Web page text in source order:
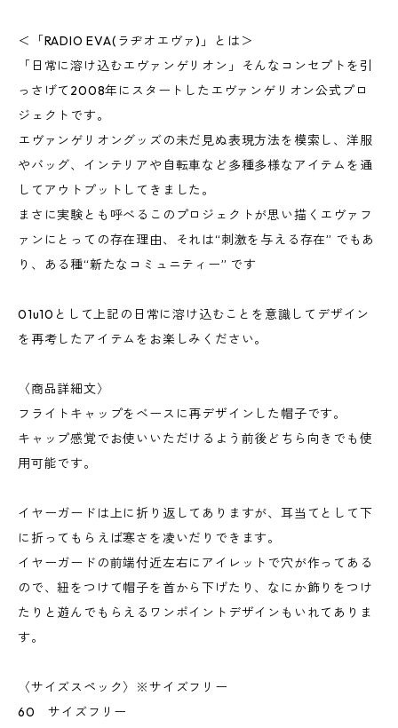
＜「RADIO EVA(ラヂオエヴァ)」とは＞
「日常に溶け込むエヴァンゲリオン」そんなコンセプトを引
っさげて2008年にスタートしたエヴァンゲリオン公式プロ
ジェクトです。
エヴァンゲリオングッズの未だ見ぬ表現方法を模索し、洋服
やバッグ、インテリアや自転車など多種多様なアイテムを通
してアウトプットしてきました。
まさに実験とも呼べるこのプロジェクトが思い描くエヴァフ
ァンにとっての存在理由、それは“刺激を与える存在” でもあ
り、ある種“新たなコミュニティー” です
01u10として上記の日常に溶け込むことを意識してデザイン
を再考したアイテムをお楽しみください。
〈商品詳細文〉
フライトキャップをベースに再デザインした帽子です。
キャップ感覚でお使いいただけるよう前後どちら向きでも使
用可能です。
イヤーガードは上に折り返してありますが、耳当てとして下
に折ってもらえば寒さを凌いだりできます。
イヤーガードの前端付近左右にアイレットで穴が作ってある
ので、紐をつけて帽子を首から下げたり、なにか飾りをつけ
たりと遊んでもらえるワンポイントデザインもいれてありま
す。
〈サイズスペック〉※サイズフリー
60 サイズフリー